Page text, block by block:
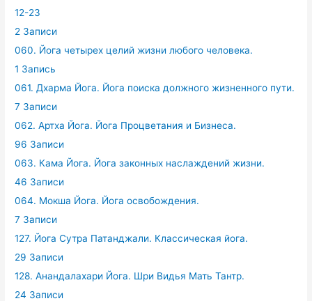
12-23
2 Записи
060. Йога четырех целий жизни любого человека.
1 Запись
061. Дхарма Йога. Йога поиска должного жизненного пути.
7 Записи
062. Артха Йога. Йога Процветания и Бизнеса.
96 Записи
063. Кама Йога. Йога законных наслаждений жизни.
46 Записи
064. Мокша Йога. Йога освобождения.
7 Записи
127. Йога Сутра Патанджали. Классическая йога.
29 Записи
128. Анандалахари Йога. Шри Видья Мать Тантр.
24 Записи